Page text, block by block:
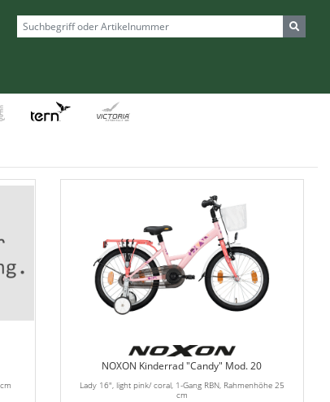
NOXON Kinderrad "Candy" Mod. 20
Lady 16", light pink/ coral, 1-Gang RBN, Rahmenhöhe 25
cm